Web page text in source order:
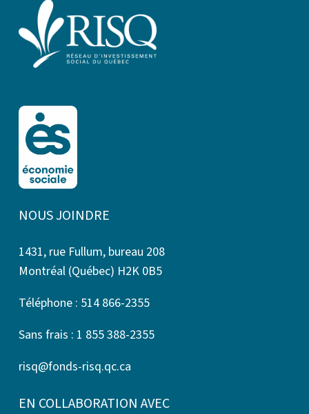
NOUS JOINDRE
1431, rue Fullum, bureau 208
Montréal (Québec) H2K 0B5
Téléphone : 514 866-2355
Sans frais : 1 855 388-2355
risq@fonds-risq.qc.ca
EN COLLABORATION AVEC